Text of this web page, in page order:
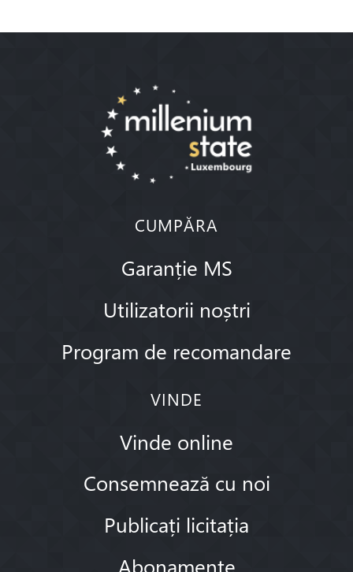
CUMPĂRA
Garanție MS
Utilizatorii noștri
Program de recomandare
VINDE
Vinde online
Consemnează cu noi
Publicați licitația
Abonamente